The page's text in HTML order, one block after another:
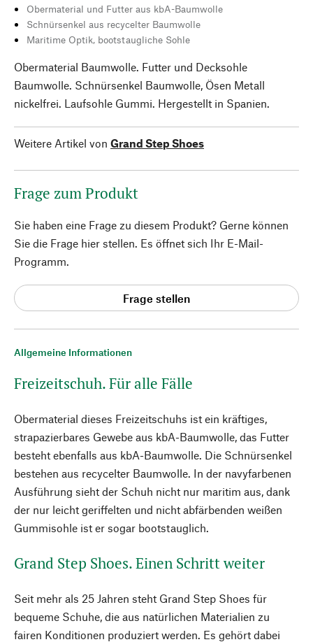
Allgemeine Informationen
Freizeitschuh. Für alle Fälle
Obermaterial dieses Freizeitschuhs ist ein kräftiges,
strapazierbares Gewebe aus kbA-Baumwolle, das Futter
besteht ebenfalls aus kbA-Baumwolle. Die Schnürsenkel
bestehen aus recycelter Baumwolle. In der navyfarbenen
Ausführung sieht der Schuh nicht nur maritim aus, dank
der nur leicht geriffelten und nicht abfärbenden weißen
Gummisohle ist er sogar bootstauglich.
Grand Step Shoes. Einen Schritt weiter
Seit mehr als 25 Jahren steht Grand Step Shoes für
bequeme Schuhe, die aus natürlichen Materialien zu
fairen Konditionen produziert werden. Es gehört dabei
Obermaterial und Futter aus kbA-Baumwolle
Schnürsenkel aus recycelter Baumwolle
Maritime Optik, bootstaugliche Sohle
Obermaterial Baumwolle. Futter und Decksohle
Baumwolle. Schnürsenkel Baumwolle, Ösen Metall
nickelfrei. Laufsohle Gummi. Hergestellt in Spanien.
Weitere Artikel von Grand Step Shoes
Frage zum Produkt
Sie haben eine Frage zu diesem Produkt? Gerne können
Sie die Frage hier stellen. Es öffnet sich Ihr E-Mail-
Programm.
Frage stellen